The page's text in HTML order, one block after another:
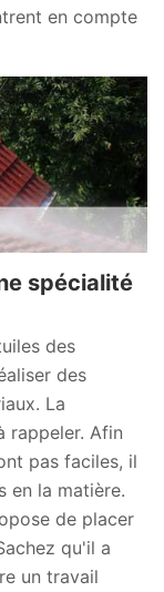
en compte
spécialité
des
des
La
rappeler. Afin
pas faciles, il
en la matière.
de placer
qu'il a
un travail